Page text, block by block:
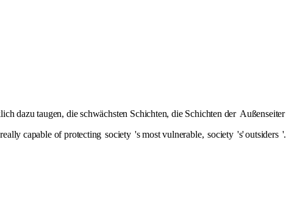
dazu taugen, die schwächsten Schichten, die Schichten der Außenseiter
capable of protecting society 's most vulnerable, society 's'outsiders '.